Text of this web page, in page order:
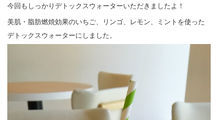
今回もしっかりデトックスウォーターいただきましたよ！
美肌・脂肪燃焼効果のいちご、リンゴ、レモン、ミントを使った
デトックスウォーターにしました。